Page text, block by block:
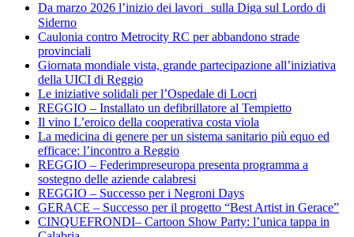
Da marzo 2026 l’inizio dei lavori sulla Diga sul Lordo di
Siderno
Caulonia contro Metrocity RC per abbandono strade
provinciali
Giornata mondiale vista, grande partecipazione all’iniziativa
della UICI di Reggio
Le iniziative solidali per l’Ospedale di Locri
REGGIO – Installato un defibrillatore al Tempietto
Il vino L’eroico della cooperativa costa viola
La medicina di genere per un sistema sanitario più equo ed
efficace: l’incontro a Reggio
REGGIO – Federimpreseuropa presenta programma a
sostegno delle aziende calabresi
REGGIO – Successo per i Negroni Days
GERACE – Successo per il progetto “Best Artist in Gerace”
CINQUEFRONDI– Cartoon Show Party: l’unica tappa in